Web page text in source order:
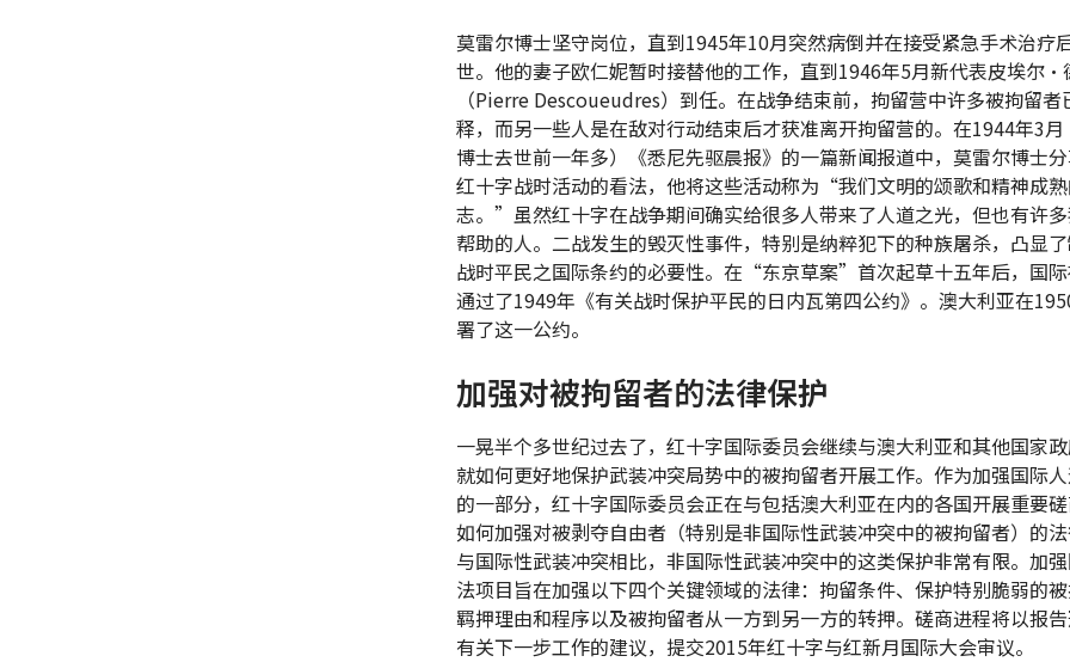
莫雷尔博士坚守岗位，直到1945年10月突然病倒并在接受紧急手术治疗
世。他的妻子欧仁妮暂时接替他的工作，直到1946年5月新代表皮埃尔•
（Pierre Descoueudres）到任。在战争结束前，拘留营中许多被拘留者
释，而另一些人是在敌对行动结束后才获准离开拘留营的。在1944年3
博士去世前一年多）《悉尼先驱晨报》的一篇新闻报道中，莫雷尔博士
红十字战时活动的看法，他将这些活动称为“我们文明的颂歌和精神成
志。”虽然红十字在战争期间确实给很多人带来了人道之光，但也有许
帮助的人。二战发生的毁灭性事件，特别是纳粹犯下的种族屠杀，凸显
战时平民之国际条约的必要性。在“东京草案”首次起草十五年后，国
通过了1949年《有关战时保护平民的日内瓦第四公约》。澳大利亚在
署了这一公约。
加强对被拘留者的法律保护
一晃半个多世纪过去了，红十字国际委员会继续与澳大利亚和其他国家
就如何更好地保护武装冲突局势中的被拘留者开展工作。作为加强国际
的一部分，红十字国际委员会正在与包括澳大利亚在内的各国开展重要
如何加强对被剥夺自由者（特别是非国际性武装冲突中的被拘留者）的
与国际性武装冲突相比，非国际性武装冲突中的这类保护非常有限。加
法项目旨在加强以下四个关键领域的法律：拘留条件、保护特别脆弱的
羁押理由和程序以及被拘留者从一方到另一方的转押。磋商进程将以报
有关下一步工作的建议，提交2015年红十字与红新月国际大会审议。